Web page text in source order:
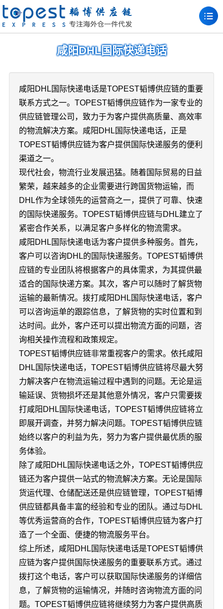
咸阳DHL国际快递电话
咸阳DHL国际快递电话是TOPEST韬博供应链的重要
联系方式之一。TOPEST韬博供应链作为一家专业的
供应链管理公司，致力于为客户提供高质量、高效率
的物流解决方案。咸阳DHL国际快递电话，正是
TOPEST韬博供应链为客户提供国际快递服务的便利
渠道之一。
现代社会，物流行业发展迅猛。随着国际贸易的日益
繁荣，越来越多的企业需要进行跨国货物运输，而
DHL作为全球领先的运营商之一，提供了可靠、快速
的国际快递服务。TOPEST韬博供应链与DHL建立了
紧密合作关系，以满足客户多样化的物流需求。
咸阳DHL国际快递电话为客户提供多种服务。首先，
客户可以咨询DHL的国际快递服务。TOPEST韬博供
应链的专业团队将根据客户的具体需求，为其提供最
适合的国际快递方案。其次，客户可以随时了解货物
运输的最新情况。拨打咸阳DHL国际快递电话，客户
可以咨询运单的跟踪信息，了解货物的实时位置和到
达时间。此外，客户还可以提出物流方面的问题，咨
询相关操作流程和政策规定。
TOPEST韬博供应链非常重视客户的需求。依托咸阳
DHL国际快递电话，TOPEST韬博供应链将尽最大努
力解决客户在物流运输过程中遇到的问题。无论是运
输延误、货物损坏还是其他意外情况，客户只需要拨
打咸阳DHL国际快递电话，TOPEST韬博供应链将立
即展开调查，并努力解决问题。TOPEST韬博供应链
始终以客户的利益为先，努力为客户提供最优质的服
务体验。
除了咸阳DHL国际快递电话之外，TOPEST韬博供应
链还为客户提供一站式的物流解决方案。无论是国际
货运代理、仓储配送还是供应链管理，TOPEST韬博
供应链都具备丰富的经验和专业的团队。通过与DHL
等优秀运营商的合作，TOPEST韬博供应链为客户打
造了一个全面、便捷的物流服务平台。
综上所述，咸阳DHL国际快递电话是TOPEST韬博供
应链为客户提供国际快递服务的重要联系方式。通过
拨打这个电话，客户可以获取国际快递服务的详细信
息，了解货物的运输情况，并随时咨询物流方面的问
题。TOPEST韬博供应链将继续努力为客户提供高质